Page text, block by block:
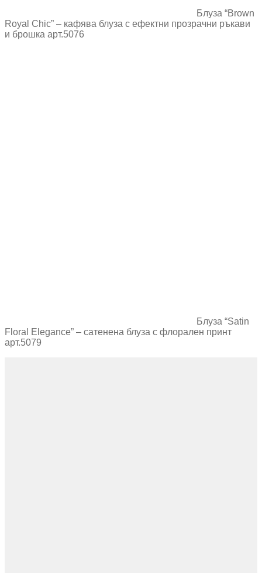
Блуза “Brown
Royal Chic” – кафява блуза с ефектни прозрачни ръкави
и брошка арт.5076
Блуза “Satin
Floral Elegance” – сатенена блуза с флорален принт
арт.5079